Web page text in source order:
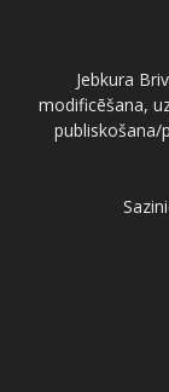
Jebkura
modificēšana,
publiskošana/